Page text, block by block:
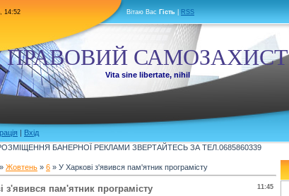
14:52 Вітаю Вас Гість RSS
ПРАВОВИЙ САМОЗАХИСТ
Vita sine libertate, nihil
| Вхід
БАНЕРНОЇ РЕКЛАМИ ЗВЕРТАЙТЕСЬ ЗА ТЕЛ.0685860339
» Жовтень » 6 » У Харкові з'явився пам'ятник програмісту
11:45
з'явився пам'ятник програмісту